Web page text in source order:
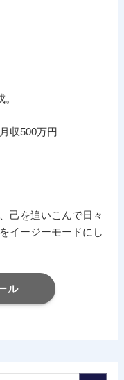
収500万円
己を追いこんで日々
イージーモードにし
ル